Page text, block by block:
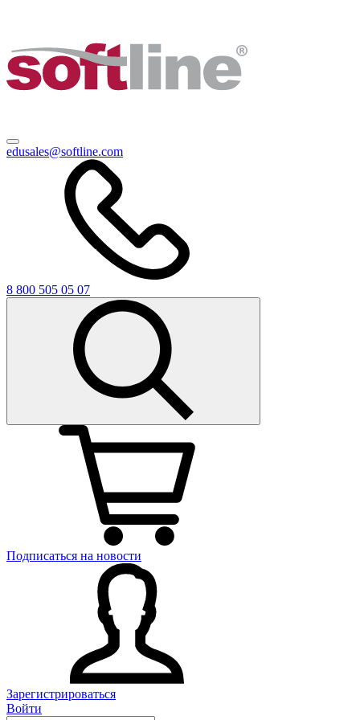
edusales@softline.com
8 800 505 05 07
Подписаться на новости
Зарегистрироваться
Войти